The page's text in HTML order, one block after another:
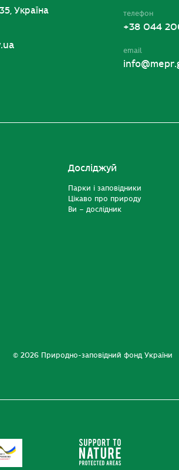
Україна
телефон
+38 044
email
Досліджуй
Парки і заповідники
Цікаво про природу
Ви – дослідник
© 2026 Природно-заповідний фонд України